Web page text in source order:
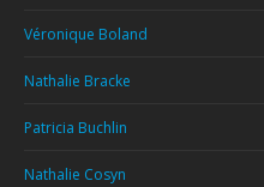
Véronique Boland
Nathalie Bracke
Patricia Buchlin
Nathalie Cosyn